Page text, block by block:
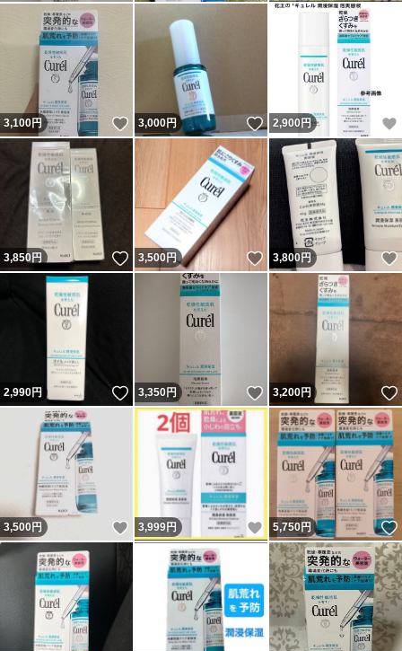
3,100円 いいね！
3,000円 いいね！
2,900円
3,850円 いいね！
3,500円 いいね！
3,800円
2,990円 いいね！
3,350円 いいね！
3,200円
3,500円 いいね！
3,999円 いいね！
5,750円